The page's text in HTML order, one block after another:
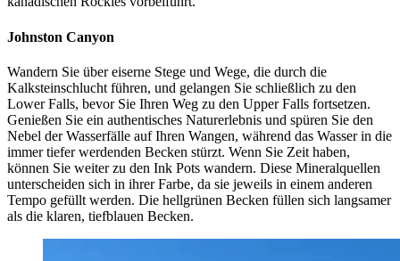
Johnston Canyon
Wandern Sie über eiserne Stege und Wege, die durch die
Kalksteinschlucht führen, und gelangen Sie schließlich zu den
Lower Falls, bevor Sie Ihren Weg zu den Upper Falls fortsetzen.
Genießen Sie ein authentisches Naturerlebnis und spüren Sie den
Nebel der Wasserfälle auf Ihren Wangen, während das Wasser in die
immer tiefer werdenden Becken stürzt. Wenn Sie Zeit haben,
können Sie weiter zu den Ink Pots wandern. Diese Mineralquellen
unterscheiden sich in ihrer Farbe, da sie jeweils in einem anderen
Tempo gefüllt werden. Die hellgrünen Becken füllen sich langsamer
als die klaren, tiefblauen Becken.